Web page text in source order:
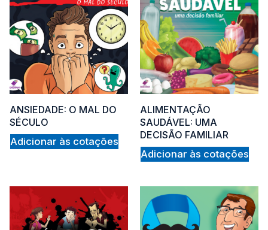
out
ANSIEDADE: O MAL DO
SÉCULO
Adicionar às cotações
ALIMENTAÇÃO
SAUDÁVEL: UMA
DECISÃO FAMILIAR
Adicionar às cotações